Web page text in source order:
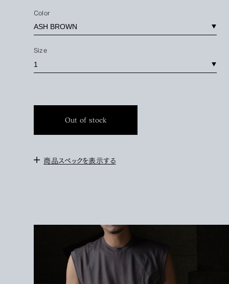
Color
Size
Out of stock
商品スペックを表示する
171cm/サイズ2を着用。
WOOL100%